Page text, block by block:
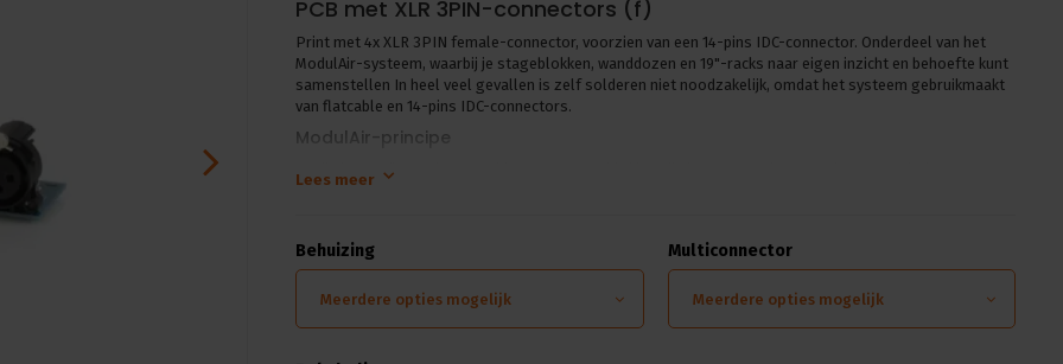
PCB met XLR 3PIN-connectors (f)
Print met 4x XLR 3PIN female-connector, voorzien van een 14-pins IDC-connector. Onderdeel van het
ModulAir-systeem, waarbij je stageblokken, wanddozen en 19"-racks naar eigen inzicht en behoefte kunt
samenstellen In heel veel gevallen is zelf solderen niet noodzakelijk, omdat het systeem gebruikmaakt
van flatcable en 14-pins IDC-connectors.
ModulAir-principe
Er zijn lege 19″-panelen, wanddozen en stageblokken die kunnen worden voorzien van opdruk naar wens.
Die kunnen worden gevuld met PCB’s met daarop een set van 4 XLR’s, hetzij female of male. Er zijn dan
Lees meer
Behuizing
Meerdere opties mogelijk
Multiconnector
Meerdere opties mogelijk